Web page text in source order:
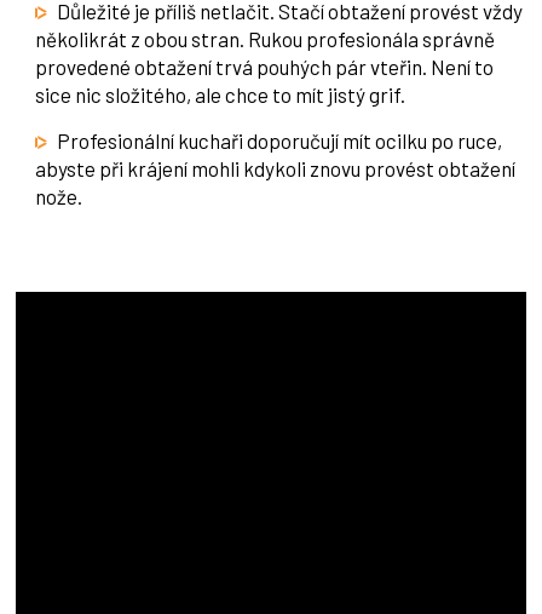
Důležité je příliš netlačit. Stačí obtažení provést vždy
několikrát z obou stran. Rukou profesionála správně
provedené obtažení trvá pouhých pár vteřin. Není to
sice nic složitého, ale chce to mít jistý grif.
Profesionální kuchaři doporučují mít ocilku po ruce,
abyste při krájení mohli kdykoli znovu provést obtažení
nože.